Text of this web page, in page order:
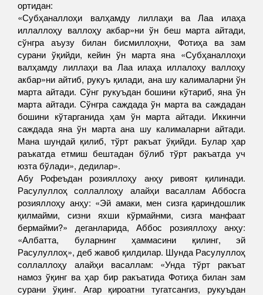
ортидан:
«Субҳаналлоҳи валҳамду лиллаҳи ва Лаа илаҳа
иллаллоҳу валлоҳу акбар»ни ўн беш марта айтади,
сўнгра аъузу билан бисмиллоҳни, Фотиҳа ва зам
сурани ўқийди, кейин ўн марта яна «Субҳаналлоҳи
валҳамду лиллаҳи ва Лаа илаҳа иллалоҳу валлоҳу
акбар»ни айтиб, рукуъ қилади, ана шу калималарни ўн
марта айтади. Сўнг рукуъдан бошини кўтариб, яна ўн
марта айтади. Сўнгра саждада ўн марта ва саждадан
бошини кўтарганида ҳам ўн марта айтади. Иккинчи
саждада яна ўн марта ана шу калималарни айтади.
Мана шундай қилиб, тўрт ракъат ўқийди. Булар ҳар
раъкатда етмиш бештадан бўлиб тўрт ракъатда уч
юзта бўлади», дедилар».
Абу Рофеъдан розияллоҳу анҳу ривоят қилинади.
Расулуллоҳ соллаллоҳу алайҳи васаллам Аббосга
розияллоҳу анҳу: «Эй амаки, мен сизга қариндошлик
қилмайми, сизни яхши кўрмайнми, сизга манфаат
бермайми?» деганларида, Аббос розияллоҳу анҳу:
«Албатта, буларнинг ҳаммасини қилинг, эй
Расулуллоҳ», деб жавоб қилдилар. Шунда Расулуллоҳ
соллаллоҳу алайҳи васаллам: «Унда тўрт ракъат
намоз ўқинг ва ҳар бир ракъатида Фотиҳа билан зам
сурани ўқинг. Агар қироатни тугатсангиз, рукуъдан